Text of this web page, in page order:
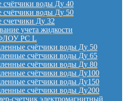
счётчики воды Ду 40
счётчики воды Ду 50
Ду 32
учета жидкости
РС L
счётчики воды Ду 50
счётчики воды Ду 65
счётчики воды Ду 80
счётчики воды Ду100
счётчики воды Ду150
счётчики воды Ду200
счетчик электромагнитный